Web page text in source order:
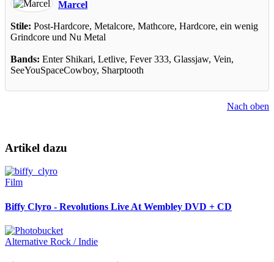
Marcel
Stile: Post-Hardcore, Metalcore, Mathcore, Hardcore, ein wenig
Grindcore und Nu Metal
Bands: Enter Shikari, Letlive, Fever 333, Glassjaw, Vein,
SeeYouSpaceCowboy, Sharptooth
Nach oben
Artikel dazu
Film
Biffy Clyro - Revolutions Live At Wembley DVD + CD
Alternative Rock / Indie